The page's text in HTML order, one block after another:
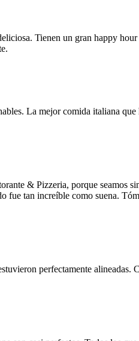
Tienen un gran happy
La mejor comida italiana
& Pizzeria, porque seamos
fue tan increíble como suena.
perfectamente alineadas.